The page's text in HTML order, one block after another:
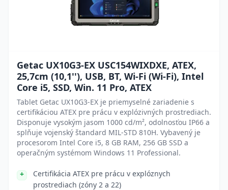
Getac UX10G3-EX USC154WIXDXE, ATEX,
25,7cm (10,1''), USB, BT, Wi-Fi (Wi-Fi), Intel
Core i5, SSD, Win. 11 Pro, ATEX
Tablet Getac UX10G3-EX je priemyselné zariadenie s
certifikáciou ATEX pre prácu v explózivných prostrediach.
Disponuje vysokým jasom 1000 cd/m², odolnosťou IP66 a
splňuje vojenský štandard MIL-STD 810H. Vybavený je
procesorom Intel Core i5, 8 GB RAM, 256 GB SSD a
operačným systémom Windows 11 Professional.
Certifikácia ATEX pre prácu v explóznych
prostrediach (zóny 2 a 22)